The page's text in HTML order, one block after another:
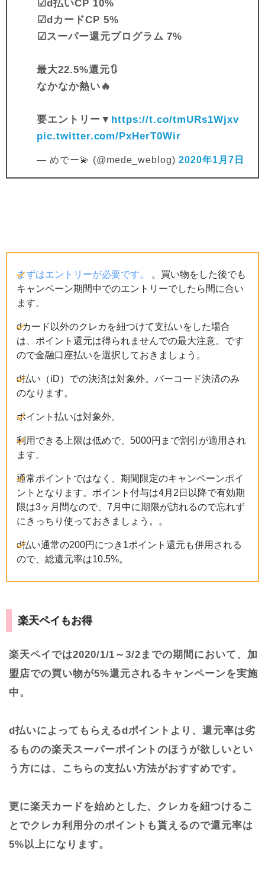
︎︎︎︎☑︎d払いCP 10%
︎︎︎︎☑︎dカードCP 5%
︎︎︎︎☑︎スーパー還元プログラム 7%
最大22.5%還元🔃
なかなか熱い🔥
要エントリー▼ https://t.co/tmURs1Wjxv
pic.twitter.com/PxHerT0Wir
— めでー💫 (@mede_weblog)2020年1月7日
まずはエントリーが必要です。
。買い物をした後でも
キャンペーン期間中でのエントリーでしたら間に合い
ます。
dカード以外のクレカを紐つけて支払いをした場合
は、ポイント還元は得られませんでの最大注意。です
ので金融口座払いを選択しておきましょう。
d払い（iD）での決済は対象外。バーコード決済のみ
のなります。
ポイント払いは対象外。
利用できる上限は低めで、5000円まで割引が適用され
ます。
通常ポイントではなく、期間限定のキャンペーンポイ
ントとなります。ポイント付与は4月2日以降で有効期
限は3ヶ月間なので、7月中に期限が訪れるので忘れず
にきっちり使っておきましょう。。
d払い通常の200円につき1ポイント還元も併用される
ので、総還元率は10.5%。
楽天ペイもお得
楽天ペイでは2020/1/1～3/2までの期間において、加
盟店での買い物が5%還元されるキャンペーンを実施
中。
d払いによってもらえるdポイントより、還元率は劣
るものの楽天スーパーポイントのほうが欲しいとい
う方には、こちらの支払い方法がおすすめです。
更に楽天カードを始めとした、クレカを紐つけるこ
とでクレカ利用分のポイントも貰えるので還元率は
5%以上になります。